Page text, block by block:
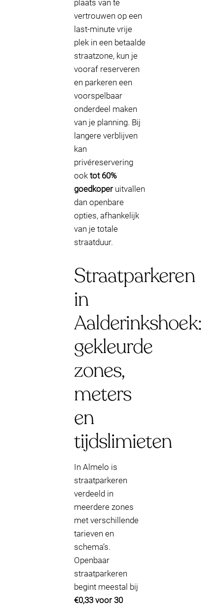
plaats van te
vertrouwen op een
last-minute vrije
plek in een betaalde
straatzone, kun je
vooraf reserveren
en parkeren een
voorspelbaar
onderdeel maken
van je planning. Bij
langere verblijven
kan
privéreservering
ook tot 60%
goedkoperuitvallen
dan openbare
opties, afhankelijk
van je totale
straatduur.
Straatparkeren
in
Aalderinkshoek:
gekleurde
zones,
meters
en
tijdslimieten
In Almelo is
straatparkeren
verdeeld in
meerdere zones
met verschillende
tarieven en
schema’s.
Openbaar
straatparkeren
begint meestal bij
€0,33 voor 30